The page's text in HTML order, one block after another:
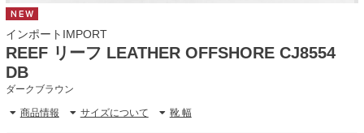
インポートIMPORT
REEF リーフ LEATHER OFFSHORE CJ8554
DB
ダークブラウン
商品情報 サイズについて 靴 幅